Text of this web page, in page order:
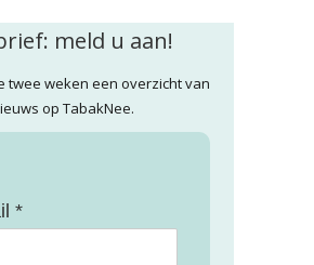
meld u aan!
twee weken een overzicht van
op TabakNee.
*